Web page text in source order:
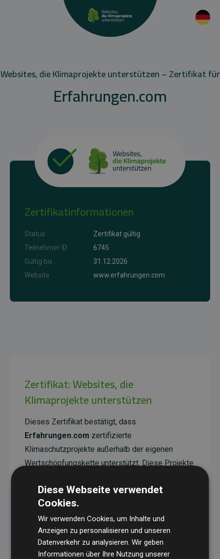
Websites, die Klimaprojekte unterstützen – Zertifikat für
Erfahrungen.com
Zertifikatinformationen
Status
Zertifikat gültig
Teilnehmer ID
6745
Gültig bis
31.12.2026
Website
www.erfahrungen.com
Zertifikat: Websites, die
Klimaprojekte unterstützen
Dieses Zertifikat bestätigt, dass
Erfahrungen.com zertifizierte
Klimaschutzprojekte außerhalb der eigenen
Wertschöpfungskette unterstützt. Diese Projekte
Wirkung, die im Durchschnitt dem Doppelten der
geschätzten Emissionen der Website entspricht.
Alle unterstützten Projekte werden durch
Standardverifiziert und erfüllen höchste
Anforderungen an Qualität, tatsächliche
Diese Webseite verwendet
Cookies.
Wir verwenden Cookies, um Inhalte und
Anzeigen zu personalisieren und unseren
Datenverkehr zu analysieren. Wir geben
Informationen über Ihre Nutzung unserer